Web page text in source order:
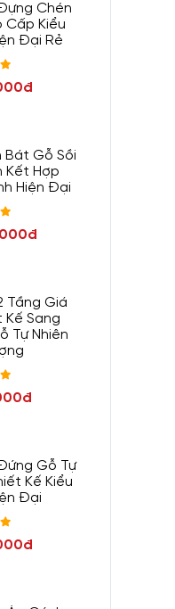
Chén
Cấp Kiểu
Đại Rẻ
Bát Gỗ Sồi
Kết Hợp
Hiện Đại
Tầng Giá
Kế Sang
Tự Nhiên
Gỗ Tự
Kế Kiểu
Đại